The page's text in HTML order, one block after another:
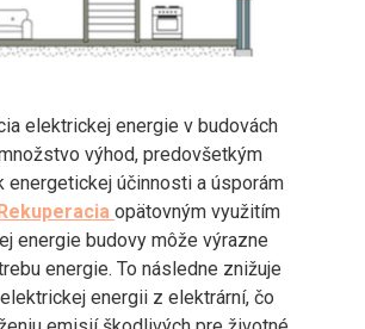
elektrickej energie v budovách
výhod, predovšetkým
energetickej účinnosti a úsporám
opätovným využitím
energie budovy môže výrazne
energie. To následne znižuje
energii z elektrární, čo